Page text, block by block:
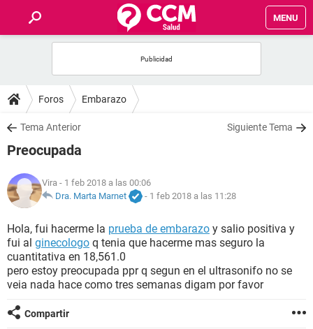
MENU
FOROS
SALUD
NUTRICIÓN
BIENESTAR
SEXUALIDAD
GLOSARIO
Foros Embarazo
Tema Anterior Siguiente Tema
Preocupada
Vira - 1 feb 2018 a las 00:06
Dra. Marta Marnet
- 1 feb 2018 a las 11:28
Hola, fui hacerme la prueba de embarazo y salio positiva y
fui al ginecologo q tenia que hacerme mas seguro la
cuantitativa en 18,561.0
pero estoy preocupada ppr q segun en el ultrasonifo no se
veia nada hace como tres semanas digam por favor
Compartir